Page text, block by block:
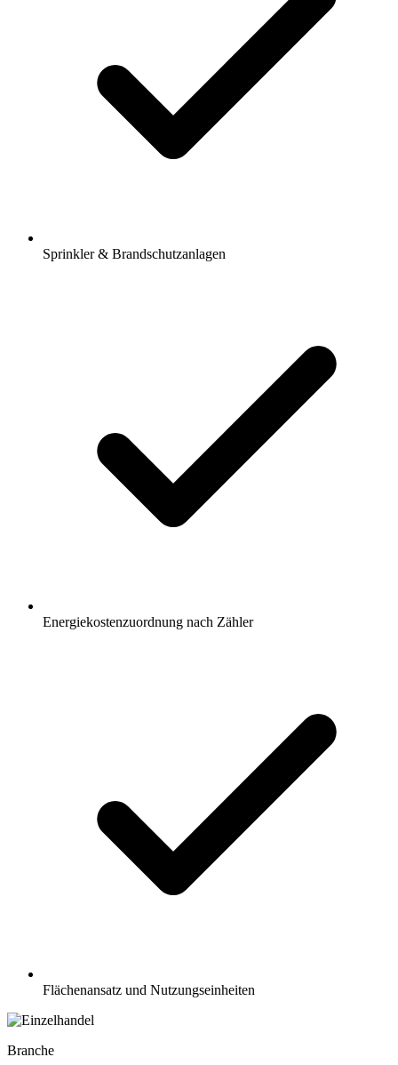
Sprinkler & Brandschutzanlagen
Energiekostenzuordnung nach Zähler
Flächenansatz und Nutzungseinheiten
Branche